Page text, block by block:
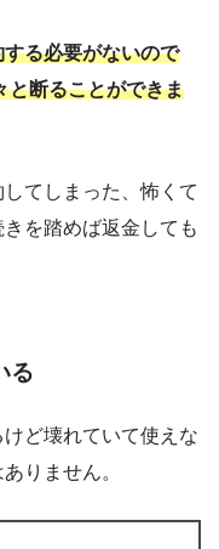
る必要がないので
と断ることができま
てしまった、怖くて
を踏めば返金しても
る
ど壊れていて使えな
りません。